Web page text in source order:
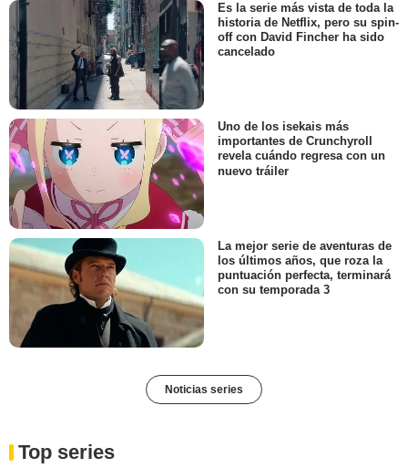
Es la serie más vista de toda la
historia de Netflix, pero su spin-
off con David Fincher ha sido
cancelado
Uno de los isekais más
importantes de Crunchyroll
revela cuándo regresa con un
nuevo tráiler
La mejor serie de aventuras de
los últimos años, que roza la
puntuación perfecta, terminará
con su temporada 3
Noticias series
Top series